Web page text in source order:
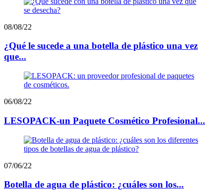
08/08/22
¿Qué le sucede a una botella de plástico una vez
que...
06/08/22
LESOPACK-un Paquete Cosmético Profesional...
07/06/22
Botella de agua de plástico: ¿cuáles son los...